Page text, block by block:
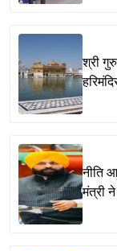
श्री
नीति
मंत्री